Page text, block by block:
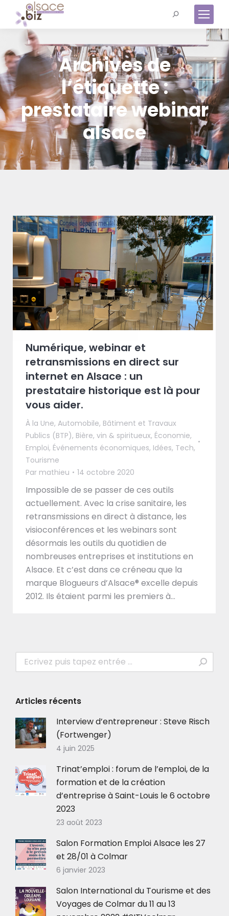
Archives de
l’étiquette :
prestataire webinar
alsace
Numérique, webinar et
retransmissions en direct sur
internet en Alsace : un
prestataire historique est là pour
vous aider.
À la Une, Automobile, Bâtiment et Travaux
Publics (BTP), Bière, vin & spiritueux, Économie,
Emploi, Événements économiques, Idées, Tech,
Tourisme
Par mathieu 14 octobre 2020
Impossible de se passer de ces outils
actuellement. Avec la crise sanitaire, les
retransmissions en direct à distance, les
visioconférences et les webinars sont
désormais les outils du quotidien de
nombreuses entreprises et institutions en
Alsace. Et c’est dans ce créneau que la
marque Blogueurs d’Alsace® excelle depuis
2012. Ils étaient parmi les premiers à…
Recherche
Articles récents
Interview d’entrepreneur : Steve Risch
(Fortwenger)
4 juin 2025
Trinat’emploi : forum de l’emploi, de la
formation et de la création
d’entreprise à Saint-Louis le 6 octobre
2023
23 août 2023
Salon Formation Emploi Alsace les 27
et 28/01 à Colmar
6 janvier 2023
Salon International du Tourisme et des
Voyages de Colmar du 11 au 13